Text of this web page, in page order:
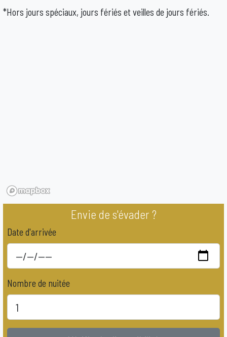
*Hors jours spéciaux, jours fériés et veilles de jours fériés.
Envie de s'évader ?
Date d'arrivée
Nombre de nuitée